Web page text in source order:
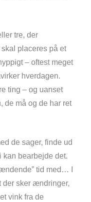
tre, der
placeres på et
– oftest meget
hverdagen.
ting – og uanset
de må og de har ret
de sager, finde ud
kan bearbejde det.
tid med… I
der sker ændringer,
vink fra de